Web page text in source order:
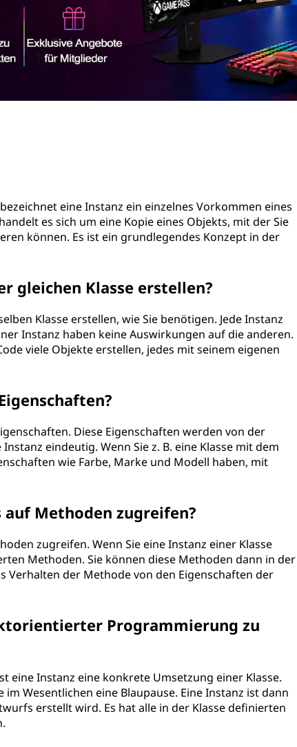
eine Instanz ein einzelnes Vorkommen eines
es sich um eine Kopie eines Objekts, mit der Sie
können. Es ist ein grundlegendes Konzept in der
gleichen Klasse erstellen?
Klasse erstellen, wie Sie benötigen. Jede Instanz
Instanz haben keine Auswirkungen auf die anderen.
viele Objekte erstellen, jedes mit seinem eigenen
Diese Eigenschaften werden von der
eindeutig. Wenn Sie z. B. eine Klasse mit dem
wie Farbe, Marke und Modell haben, mit
Methoden zugreifen?
zugreifen. Wenn Sie eine Instanz einer Klasse
Methoden. Sie können diese Methoden dann in der
Verhalten der Methode von den Eigenschaften der
Programmierung zu
Instanz eine konkrete Umsetzung einer Klasse.
im Wesentlichen eine Blaupause. Eine Instanz ist dann
erstellt wird. Es hat alle in der Klasse definierten